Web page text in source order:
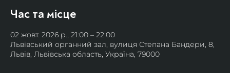
Час та місце
02 жовт. 2026 р., 21:00 – 22:00
Львівський органний зал, вулиця Степана Бандери, 8,
Львів, Львівська область, Україна, 79000